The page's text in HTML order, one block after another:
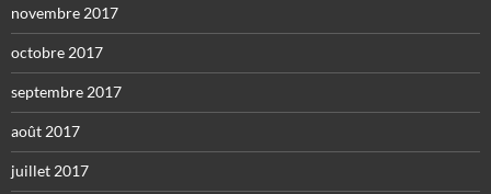
novembre 2017
octobre 2017
septembre 2017
août 2017
juillet 2017